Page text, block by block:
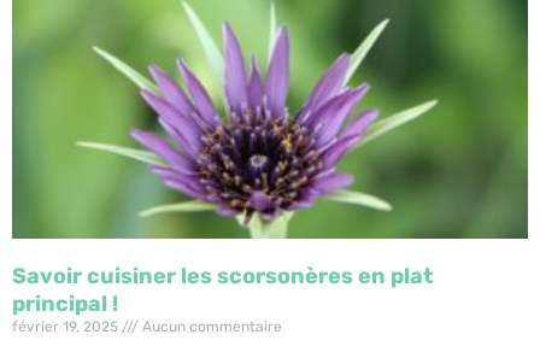
Savoir cuisiner les scorsonères en plat
principal !
février 19, 2025 Aucun commentaire